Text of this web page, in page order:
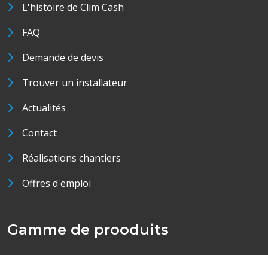
L'histoire de Clim Cash
FAQ
Demande de devis
Trouver un installateur
Actualités
Contact
Réalisations chantiers
Offres d'emploi
Gamme de prooduits